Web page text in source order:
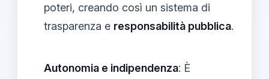
poteri, creando così un sistema di
trasparenza e responsabilità pubblica.
Autonomia e indipendenza: È